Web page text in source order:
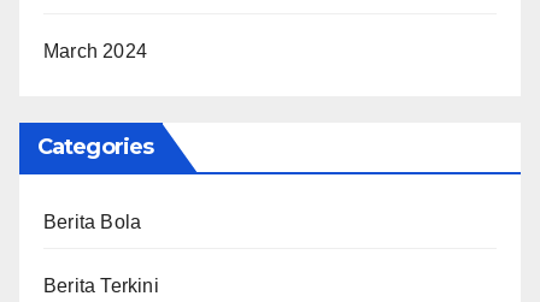
March 2024
Categories
Berita Bola
Berita Terkini